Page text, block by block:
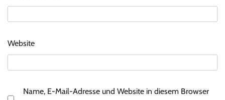
Website
Name, E-Mail-Adresse und Website in diesem Browser